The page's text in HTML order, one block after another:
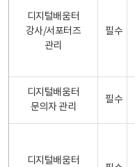
디지털배움터
강사/서포터즈
관리
필수
디지털배움터
문의자 관리
필수
디지털배움터